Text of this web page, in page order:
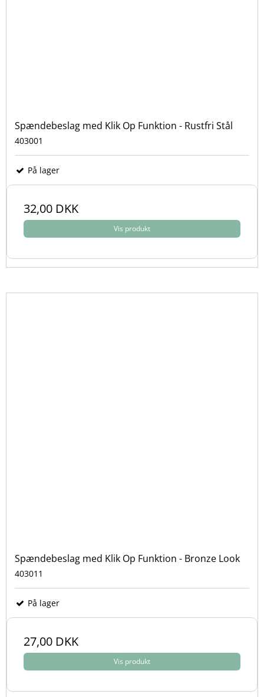
Spændebeslag med Klik Op Funktion - Rustfri Stål
403001
På lager
32,00 DKK
Vis produkt
Spændebeslag med Klik Op Funktion - Bronze Look
403011
På lager
27,00 DKK
Vis produkt